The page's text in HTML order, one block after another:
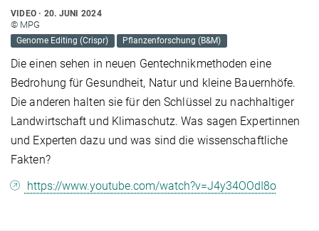
VIDEO 20. JUNI 2024
© MPG
Genome Editing (Crispr) Pflanzenforschung (B&M)
Die einen sehen in neuen Gentechnikmethoden eine
Bedrohung für Gesundheit, Natur und kleine Bauernhöfe.
Die anderen halten sie für den Schlüssel zu nachhaltiger
Landwirtschaft und Klimaschutz. Was sagen Expertinnen
und Experten dazu und was sind die wissenschaftliche
Fakten?
https://www.youtube.com/watch?v=J4y34OOdI8o